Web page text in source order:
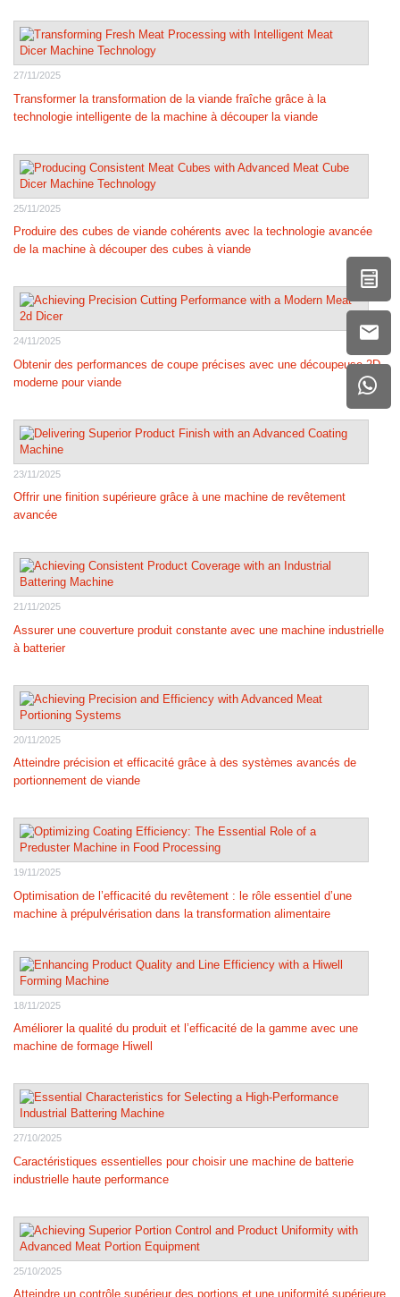
27/11/2025
Transformer la transformation de la viande fraîche grâce à la
technologie intelligente de la machine à découper la viande
25/11/2025
Produire des cubes de viande cohérents avec la technologie avancée
de la machine à découper des cubes à viande
24/11/2025
Obtenir des performances de coupe précises avec une découpeuse 2D
moderne pour viande
23/11/2025
Offrir une finition supérieure grâce à une machine de revêtement
avancée
21/11/2025
Assurer une couverture produit constante avec une machine industrielle
à batterier
20/11/2025
Atteindre précision et efficacité grâce à des systèmes avancés de
portionnement de viande
19/11/2025
Optimisation de l’efficacité du revêtement : le rôle essentiel d’une
machine à prépulvérisation dans la transformation alimentaire
18/11/2025
Améliorer la qualité du produit et l’efficacité de la gamme avec une
machine de formage Hiwell
27/10/2025
Caractéristiques essentielles pour choisir une machine de batterie
industrielle haute performance
25/10/2025
Atteindre un contrôle supérieur des portions et une uniformité supérieure